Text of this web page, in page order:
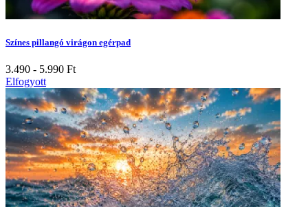
Színes pillangó virágon egérpad
3.490 - 5.990 Ft
Elfogyott